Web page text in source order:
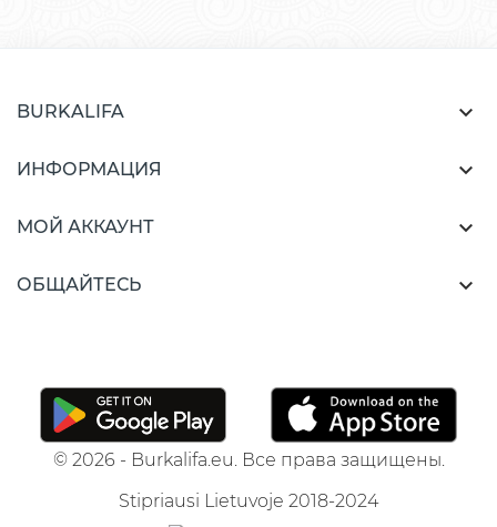
BURKALIFA 
ИНФОРМАЦИЯ 
МОЙ АККАУНТ 
ОБЩАЙТЕСЬ 
© 2026 - Burkalifa.eu. Все права защищены.
Stipriausi Lietuvoje 2018-2024